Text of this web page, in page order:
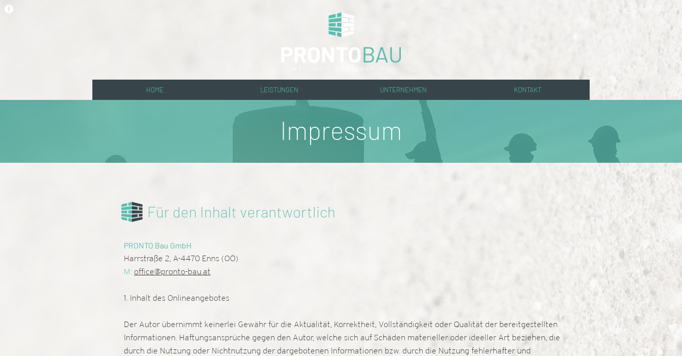
0664 - 34 38 132
HOME LEISTUNGEN UNTERNEHMEN KONTAKT
Impressum
Für den Inhalt verantwortlich
PRONTO Bau GmbH
Harrstraße 2, A-4470 Enns (OÖ)
M: office@pronto-bau.at
​1. Inhalt des Onlineangebotes
Der Autor übernimmt keinerlei Gewähr für die Aktualität, Korrektheit, Vollständigkeit oder Qualität der bereitgestellten
Informationen. Haftungsansprüche gegen den Autor, welche sich auf Schäden materieller oder ideeller Art beziehen, die
durch die Nutzung oder Nichtnutzung der dargebotenen Informationen bzw. durch die Nutzung fehlerhafter und